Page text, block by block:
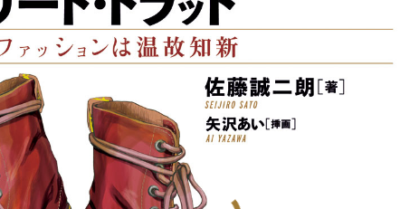
装丁
ページ数
¥1,500
Amazon www.amazon.co.jp